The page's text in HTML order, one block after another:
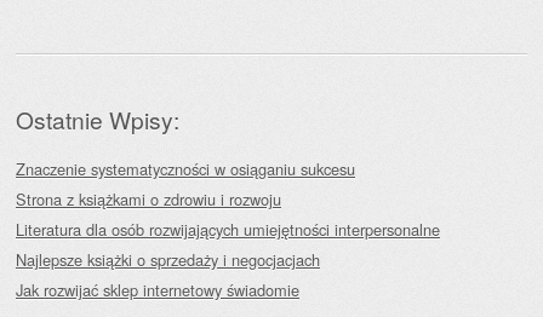
Ostatnie Wpisy:
Znaczenie systematyczności w osiąganiu sukcesu
Strona z książkami o zdrowiu i rozwoju
Literatura dla osób rozwijających umiejętności interpersonalne
Najlepsze książki o sprzedaży i negocjacjach
Jak rozwijać sklep internetowy świadomie